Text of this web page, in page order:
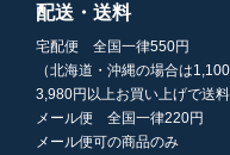
配送・送料
宅配便 全国一律550円
（北海道・沖縄の場合は1,100
3,980円以上お買い上げで送
メール便 全国一律220円
メール便可の商品のみ